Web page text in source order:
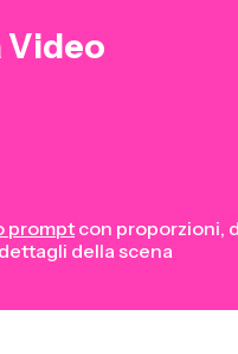
Video
prompt con proporzioni,
della scena